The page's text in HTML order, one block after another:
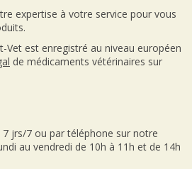
expertise à votre service pour vous
Vet est enregistré au niveau européen
de médicaments vétérinaires sur
jrs/7 ou par téléphone sur notre
au vendredi de 10h à 11h et de 14h